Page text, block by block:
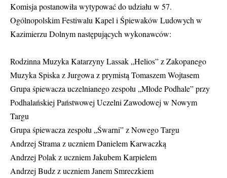
Komisja postanowiła wytypować do udziału w 57.
Ogólnopolskim Festiwalu Kapel i Śpiewaków Ludowych w
Kazimierzu Dolnym następujących wykonawców:
Rodzinna Muzyka Katarzyny Lassak „Helios” z Zakopanego
Muzyka Spiska z Jurgowa z prymistą Tomaszem Wojtasem
Grupa śpiewacza uczelnianego zespołu „Młode Podhale” przy
Podhalańskiej Państwowej Uczelni Zawodowej w Nowym
Targu
Grupa śpiewacza zespołu „Śwarni” z Nowego Targu
Andrzej Strama z uczniem Danielem Karwaczką
Andrzej Polak z uczniem Jakubem Karpielem
Andrzej Budz z uczniem Janem Smreczkiem